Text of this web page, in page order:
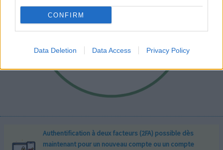
CONFIRM
Data Deletion Data Access Privacy Policy
Authentification à deux facteurs (2FA) possible dès
maintenant pour un nouveau compte ou un compte